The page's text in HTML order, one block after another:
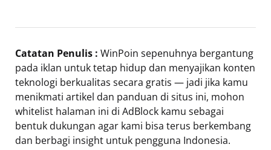
Catatan Penulis : WinPoin sepenuhnya bergantung
pada iklan untuk tetap hidup dan menyajikan konten
teknologi berkualitas secara gratis — jadi jika kamu
menikmati artikel dan panduan di situs ini, mohon
whitelist halaman ini di AdBlock kamu sebagai
bentuk dukungan agar kami bisa terus berkembang
dan berbagi insight untuk pengguna Indonesia.